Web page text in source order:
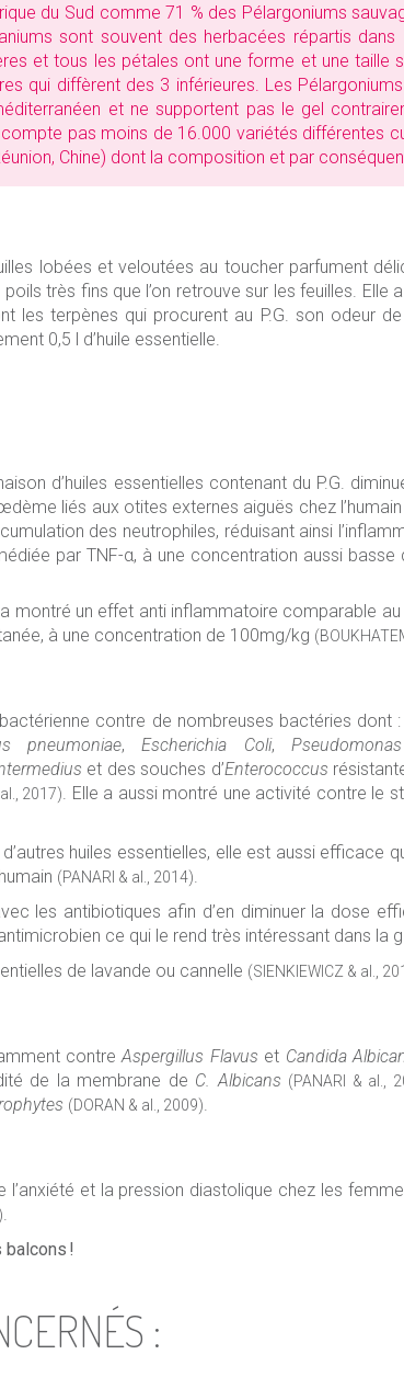
du Sud comme 71 % des Pélargoniums
sont souvent des herbacées répartis
et tous les pétales ont une forme et une taille
qui diffèrent des 3 inférieures. Les
et ne supportent pas le gel
pas moins de 16.000 variétés différentes
Chine) dont la composition et par
lobées et veloutées au toucher parfument
très fins que l’on retrouve sur les feuilles.
les terpènes qui procurent au P.G. son odeur
0,5 l d’huile essentielle.
d’huiles essentielles contenant du P.G.
liés aux otites externes aiguës chez
des neutrophiles, réduisant ainsi
par TNF-α, à une concentration aussi
a montré un effet anti inflammatoire comparable
à une concentration de 100mg/kg
bactérienne contre de nombreuses bactéries dont
pneumoniae,Escherichia Coli,
et des souches d’Enterococcus
2017) . Elle a aussi montré une activité contre le
huiles essentielles, elle est aussi efficace
(PANARI & al., 2014)
les antibiotiques afin d’en diminuer la dose
ce qui le rend très intéressant dans la
de lavande ou cannelle (SIENKIEWICZ & al.,
contreAspergillus Flavus et Candida
de la membrane de C. Albicans (PANARI & al.,
(DORAN & al., 2009)
l’anxiété et la pression diastolique chez les
!
: